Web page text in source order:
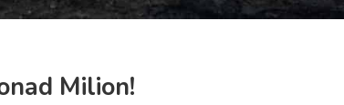
Milion!